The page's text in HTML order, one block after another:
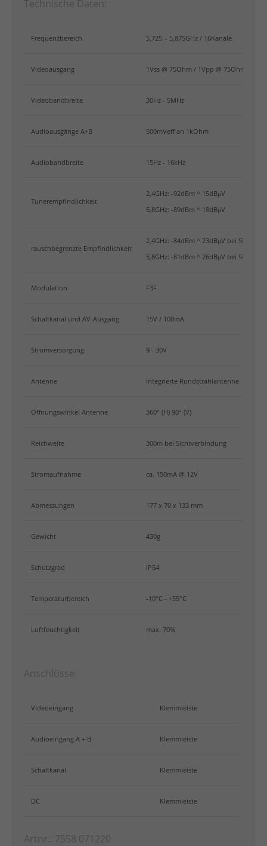
Technische Daten:
Frequenzbereich 5,725 – 5,875GHz / 16Kanäle
Videoausgang 1Vss @ 75Ohm / 1Vpp @ 75Ohm
Videobandbreite 30Hz - 5MHz
Audioausgänge A+B 500mVeff an 1kOhm
Audiobandbreite 15Hz - 16kHz
Tunerempfindlichkeit
2,4GHz: -92dBm ^ 15dBμV
5,8GHz: -89dBm ^ 18dBμV
rauschbegrenzte Empfindlichkeit
2,4GHz: -84dBm ^ 23dBμV bei SN 12dB
5,8GHz: -81dBm ^ 26dBμV bei SN 12dB
Modulation F3F
Schaltkanal und AV-Ausgang 15V / 100mA
Stromversorgung 9 - 30V
Antenne integrierte Rundstrahlantenne
Öffnungswinkel Antenne 360° (H) 90° (V)
Reichweite 300m bei Sichtverbindung
Stromaufnahme ca. 150mA @ 12V
Abmessungen 177 x 70 x 133 mm
Gewicht 430g
Schutzgrad IP54
Temperaturbereich -10°C - +55°C
Luftfeuchtigkeit max. 70%
Anschlüsse:
Videoeingang Klemmleiste
Audioeingang A + B Klemmleiste
Schaltkanal Klemmleiste
DC Klemmleiste
Artnr.: 7558 071220